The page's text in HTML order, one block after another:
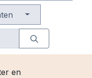
en